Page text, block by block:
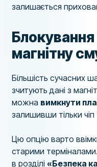
залишається
магнітну
Більшість сучасних
зчитують дані з
можна вимкнути
залишивши тільки
Цю опцію варто
старими
в розділі«Безпека